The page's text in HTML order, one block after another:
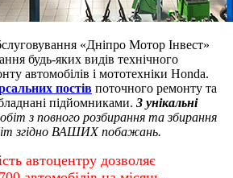
«Дніпро Мотор Інвест»
будь-яких видів технічного
автомобілів і мототехніки Honda.
постів поточного ремонту та
підйомниками. 3 унікальні
з повного розбирання та збирання
згідно ВАШИХ побажань.
автоцентру дозволяє